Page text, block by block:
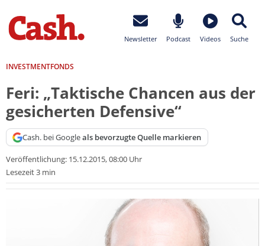
Newsletter Podcast Videos Suche
INVESTMENTFONDS
Feri: „Taktische Chancen aus der
gesicherten Defensive“
Cash. bei Googleals bevorzugte Quelle markieren
Veröffentlichung: 15.12.2015, 08:00 Uhr
Lesezeit 3 min